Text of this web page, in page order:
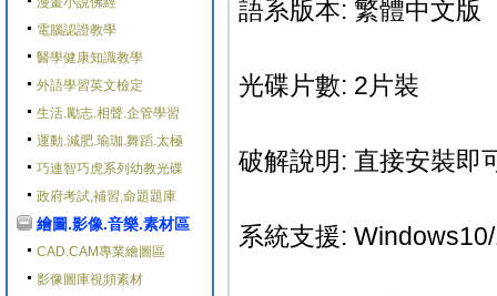
電腦認證教學
醫學健康知識教學
外語學習英文檢定
生活.勵志.相聲.企管學習
運動.減肥.瑜珈.舞蹈.太極
巧連智巧虎系列幼教光碟
政府考試,補習,命題題庫
繪圖.影像.音樂.素材區
CAD.CAM專業繪圖區
影像圖庫視頻素材
語系版本: 繁體中文版
光碟片數: 2片裝
破解說明: 直接安裝即
系統支援: